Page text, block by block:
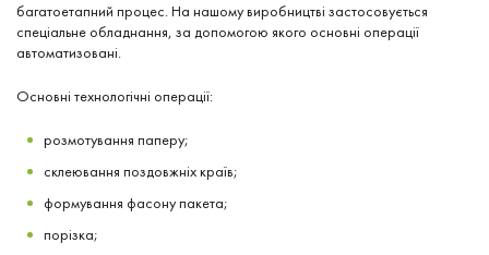
багатоетапний процес. На нашому виробництві застосовується
спеціальне обладнання, за допомогою якого основні операції
автоматизовані.
Основні технологічні операції:
розмотування паперу;
склеювання поздовжніх країв;
формування фасону пакета;
порізка;